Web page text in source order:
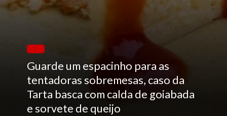
Guarde um espacinho para as
tentadoras sobremesas, caso da
Tarta basca com calda de goiabada
e sorvete de queijo